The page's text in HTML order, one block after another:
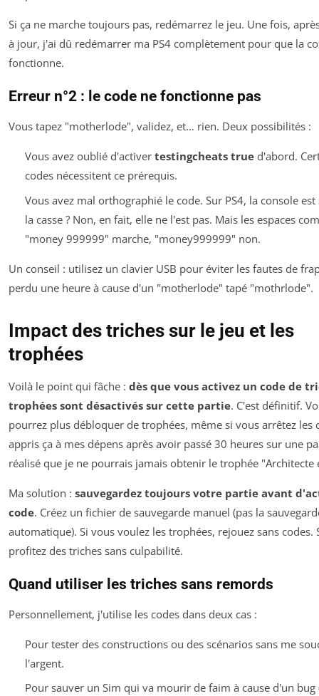
Si ça ne marche toujours pas, redémarrez le jeu. Une fois,
à jour, j'ai dû redémarrer ma PS4 complètement pour que la
fonctionne.
Erreur n°2 : le code ne fonctionne pas
Vous tapez "motherlode", validez, et… rien. Deux possibilités :
Vous avez oublié d'activer testingcheats trued'abord.
codes nécessitent ce prérequis.
Vous avez mal orthographié le code. Sur PS4, la console est
la casse ? Non, en fait, elle ne l'est pas. Mais les espaces
"money 999999" marche, "money999999" non.
Un conseil : utilisez un clavier USB pour éviter les fautes de
perdu une heure à cause d'un "motherlode" tapé "mothrlode".
Impact des triches sur le jeu et les
trophées
Voilà le point qui fâche : dès que vous activez un code de
trophées sont désactivés sur cette partie. C'est définitif.
pourrez plus débloquer de trophées, même si vous arrêtez les
appris ça à mes dépens après avoir passé 30 heures sur une
réalisé que je ne pourrais jamais obtenir le trophée "Architecte
Ma solution : sauvegardez toujours votre partie avant
code. Créez un fichier de sauvegarde manuel (pas la
automatique). Si vous voulez les trophées, rejouez sans codes.
profitez des triches sans culpabilité.
Quand utiliser les triches sans remords
Personnellement, j'utilise les codes dans deux cas :
Pour tester des constructions ou des scénarios sans me
l'argent.
Pour sauver un Sim qui va mourir de faim à cause d'un bug